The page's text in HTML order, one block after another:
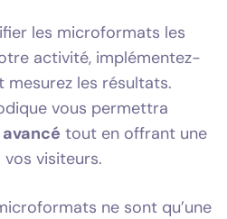
les microformats les
activité, implémentez-
les résultats.
vous permettra
avancé tout en offrant une
visiteurs.
ne sont qu’une